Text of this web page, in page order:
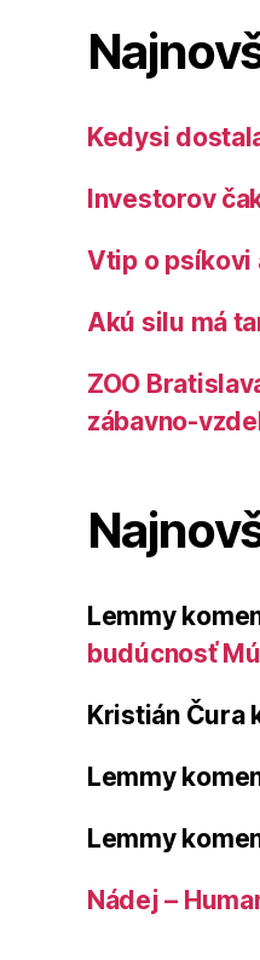
Kedysi
Investorov
Vtip o psíkovi
Akú silu má
ZOO
zábavno-
Lemmy
budúcnosť
Kristián Čura
Lemmy
Lemmy
Nádej –